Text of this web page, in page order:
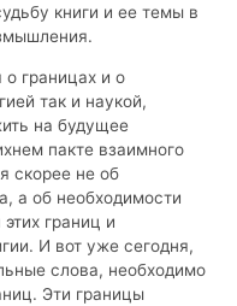
книги и ее темы в
границах и о
так и наукой,
на будущее
пакте взаимного
скорее не об
а об необходимости
границ и
И вот уже сегодня,
слова, необходимо
Эти границы